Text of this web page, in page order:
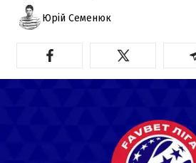
Юрій Семенюк